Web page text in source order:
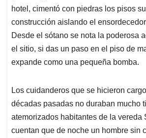
hotel, cimentó con piedras los pisos
construcción aislando el
Desde el sótano se nota la poderosa
el sitio, si das un paso en el piso de
expande como una pequeña bomba.
Los cuidanderos que se hicieron
décadas pasadas no duraban mucho
atemorizados habitantes de la vereda
cuentan que de noche un hombre sin